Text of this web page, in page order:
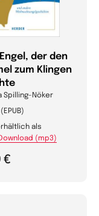
der den
zum Klingen
Spilling-Nöker
€
als
(mp3)